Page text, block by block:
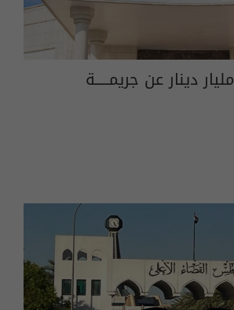
القضاء يسترد 15 مليار دينار عن جريمــــــة